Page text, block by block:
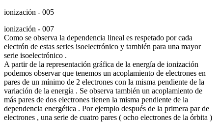
ionización - 005
ionización - 007
Como se observa la dependencia lineal es respetado por cada
electrón de estas series isoelectrónico y también para una mayor
serie isoelectrónico .
A partir de la representación gráfica de la energía de ionización
podemos observar que tenemos un acoplamiento de electrones en
pares de un mínimo de 2 electrones con la misma pendiente de la
variación de la energía . Se observa también un acoplamiento de
más pares de dos electrones tienen la misma pendiente de la
dependencia energética . Por ejemplo después de la primera par de
electrones , una serie de cuatro pares ( ocho electrones de la órbita )